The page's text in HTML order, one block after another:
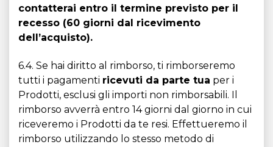
contatterai entro il termine previsto per il
recesso (60 giorni dal ricevimento
dell’acquisto).
6.4. Se hai diritto al rimborso, ti rimborseremo
tutti i pagamenti ricevuti da parte tua per i
Prodotti, esclusi gli importi non rimborsabili. Il
rimborso avverrà entro 14 giorni dal giorno in cui
riceveremo i Prodotti da te resi. Effettueremo il
rimborso utilizzando lo stesso metodo di